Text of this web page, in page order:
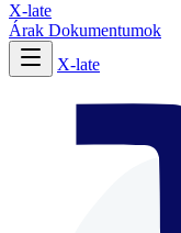
X-late
Árak Dokumentumok
X-late